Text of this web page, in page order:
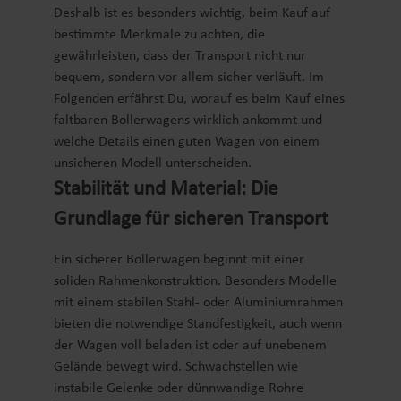
Deshalb ist es besonders wichtig, beim Kauf auf
bestimmte Merkmale zu achten, die
gewährleisten, dass der Transport nicht nur
bequem, sondern vor allem sicher verläuft. Im
Folgenden erfährst Du, worauf es beim Kauf eines
faltbaren Bollerwagens wirklich ankommt und
welche Details einen guten Wagen von einem
unsicheren Modell unterscheiden.
Stabilität und Material: Die
Grundlage für sicheren Transport
Ein sicherer Bollerwagen beginnt mit einer
soliden Rahmenkonstruktion. Besonders Modelle
mit einem stabilen Stahl- oder Aluminiumrahmen
bieten die notwendige Standfestigkeit, auch wenn
der Wagen voll beladen ist oder auf unebenem
Gelände bewegt wird. Schwachstellen wie
instabile Gelenke oder dünnwandige Rohre